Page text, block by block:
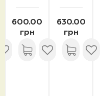
600.00
грн
630.00
грн